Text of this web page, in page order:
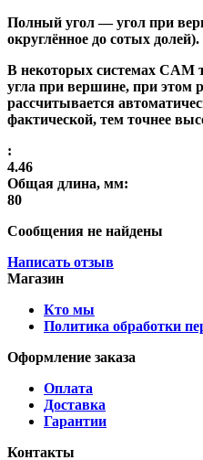
Полный угол— угол при
округлённое до сотых долей).
В некоторых системах CAM
угла при вершине, при этом
рассчитывается
фактической, тем точнее
:
4.46
Общая длина, мм:
80
Сообщения не найдены
Написать отзыв
Магазин
Кто мы
Политика обработки
Оформление заказа
Оплата
Доставка
Гарантии
Контакты